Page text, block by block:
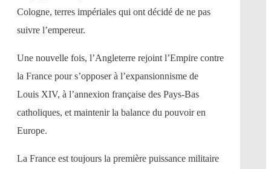
Cologne, terres impériales qui ont décidé de ne pas
suivre l’empereur.
Une nouvelle fois, l’Angleterre rejoint l’Empire contre
la France pour s’opposer à l’expansionnisme de
Louis XIV, à l’annexion française des Pays-Bas
catholiques, et maintenir la balance du pouvoir en
Europe.
La France est toujours la première puissance militaire